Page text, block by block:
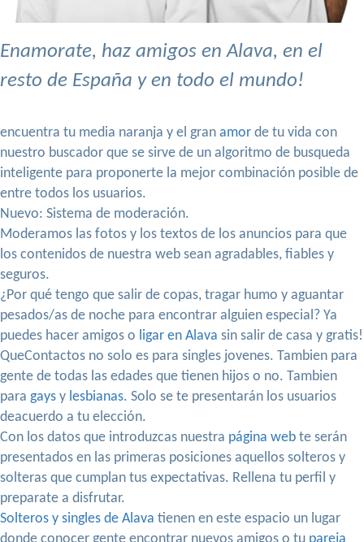
Enamorate, haz amigos en Alava, en el
resto de España y en todo el mundo!
encuentra tu media naranja y el gran amor de tu vida con
nuestro buscador que se sirve de un algoritmo de busqueda
inteligente para proponerte la mejor combinación posible de
entre todos los usuarios.
Nuevo: Sistema de moderación.
Moderamos las fotos y los textos de los anuncios para que
los contenidos de nuestra web sean agradables, fiables y
seguros.
¿Por qué tengo que salir de copas, tragar humo y aguantar
pesados/as de noche para encontrar alguien especial? Ya
puedes hacer amigos o ligar en Alava sin salir de casa y gratis!
QueContactos no solo es para singles jovenes. Tambien para
gente de todas las edades que tienen hijos o no. Tambien
para gays y lesbianas. Solo se te presentarán los usuarios
deacuerdo a tu elección.
Con los datos que introduzcas nuestra página web te serán
presentados en las primeras posiciones aquellos solteros y
solteras que cumplan tus expectativas. Rellena tu perfil y
preparate a disfrutar.
Solteros y singles de Alava tienen en este espacio un lugar